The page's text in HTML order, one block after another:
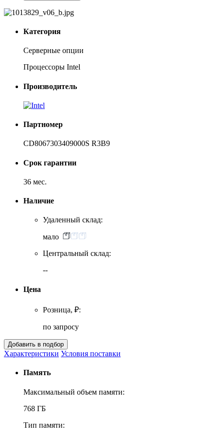
Категория
Серверные опции
Процессоры Intel
Производитель
Партномер
CD8067303409000S R3B9
Срок гарантии
36 мес.
Наличие
Удаленный склад:
мало
Центральный склад:
--
Цена
Розница, ₽:
по запросу
Характеристики Условия поставки
Память
Максимальный объем памяти:
768 ГБ
Тип памяти: